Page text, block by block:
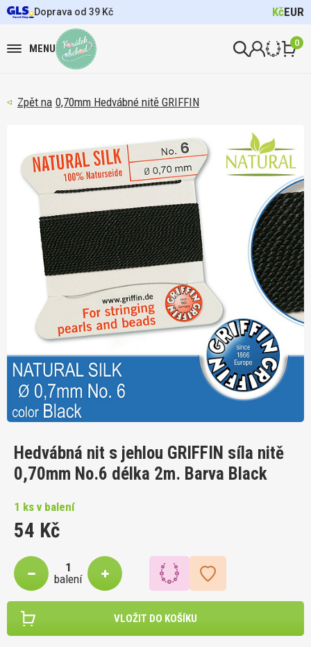
Doprava od 39 Kč KčEUR
MENU 0
0,70mm Hedvábné nitě GRIFFIN
Hedvábná nit s jehlou GRIFFIN síla nitě
0,70mm No.6 délka 2m. Barva Black
1 ks v balení
54 Kč
balení
VLOŽIT DO KOŠÍKU